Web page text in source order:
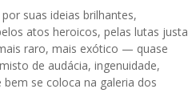
suas ideias brilhantes,
atos heroicos, pelas lutas
raro, mais exótico — quase
de audácia, ingenuidade,
se coloca na galeria dos